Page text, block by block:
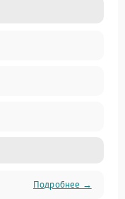
Подробнее →